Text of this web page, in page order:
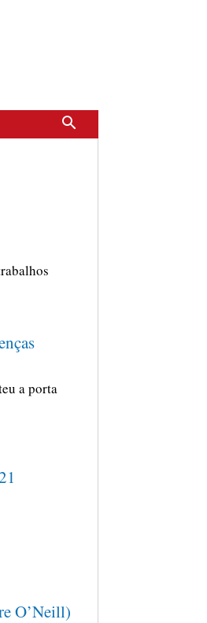
a porta
O’Neill)